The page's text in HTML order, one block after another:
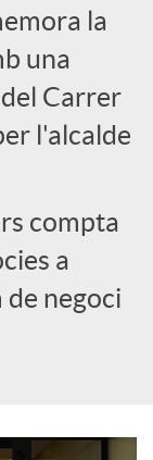
la
una
Carrer
l'alcalde
compta
a
negoci